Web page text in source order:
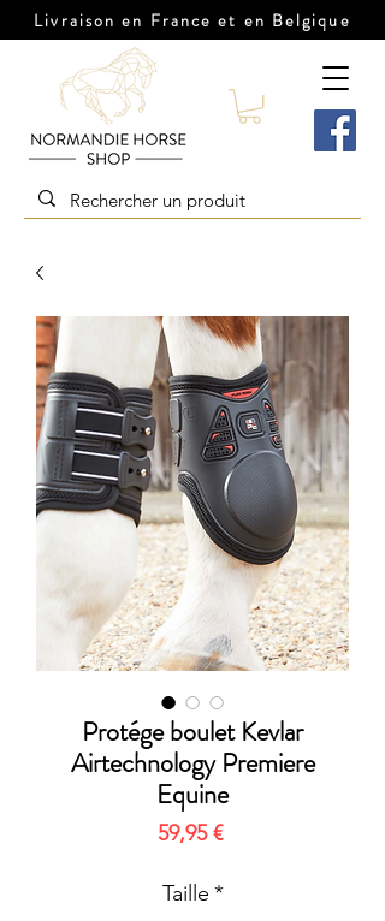
Livraison en France et en Belgique
Protége boulet Kevlar
Airtechnology Premiere
Equine
59,95 €Prix
Taille *